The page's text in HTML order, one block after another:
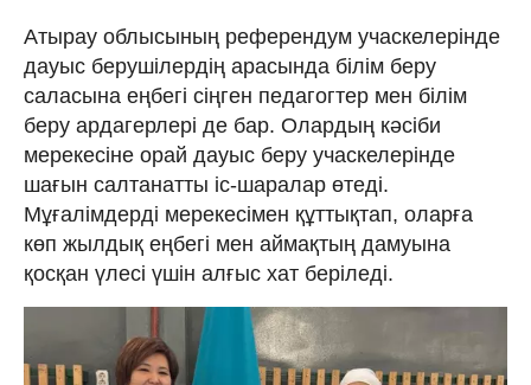
Атырау облысының референдум учаскелерінде
дауыс берушілердің арасында білім беру
саласына еңбегі сіңген педагогтер мен білім
беру ардагерлері де бар. Олардың кәсіби
мерекесіне орай дауыс беру учаскелерінде
шағын салтанатты іс-шаралар өтеді.
Мұғалімдерді мерекесімен құттықтап, оларға
көп жылдық еңбегі мен аймақтың дамуына
қосқан үлесі үшін алғыс хат беріледі.